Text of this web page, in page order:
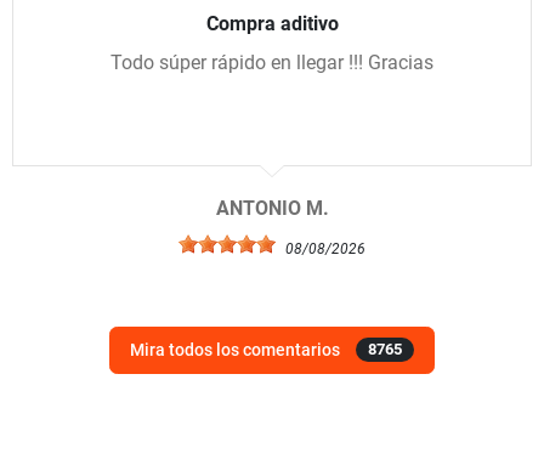
Compra aditivo
Todo súper rápido en llegar !!! Gracias
ANTONIO M.
08/08/2026
Mira todos los comentarios 8765